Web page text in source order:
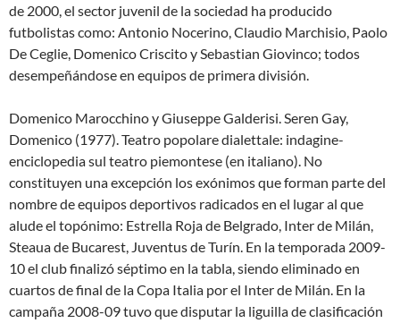
de 2000, el sector juvenil de la sociedad ha producido
futbolistas como: Antonio Nocerino, Claudio Marchisio, Paolo
De Ceglie, Domenico Criscito y Sebastian Giovinco; todos
desempeñándose en equipos de primera división.
Domenico Marocchino y Giuseppe Galderisi. Seren Gay,
Domenico (1977). Teatro popolare dialettale: indagine-
enciclopedia sul teatro piemontese (en italiano). No
constituyen una excepción los exónimos que forman parte del
nombre de equipos deportivos radicados en el lugar al que
alude el topónimo: Estrella Roja de Belgrado, Inter de Milán,
Steaua de Bucarest, Juventus de Turín. En la temporada 2009-
10 el club finalizó séptimo en la tabla, siendo eliminado en
cuartos de final de la Copa Italia por el Inter de Milán. En la
campaña 2008-09 tuvo que disputar la liguilla de clasificación